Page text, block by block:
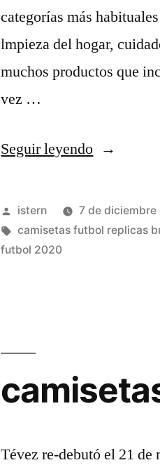
categorías más
lmpieza del hogar,
muchos productos que
vez …
Seguir leyendo«camisetas
sala»
Publicado
por
istern 7 de diciembre
Etiquetas:
camisetas futbol replicas
futbol 2020
Tévez re-debutó el 21 de